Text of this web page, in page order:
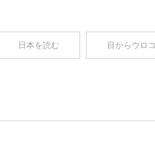
日本を読む 目からウロコ